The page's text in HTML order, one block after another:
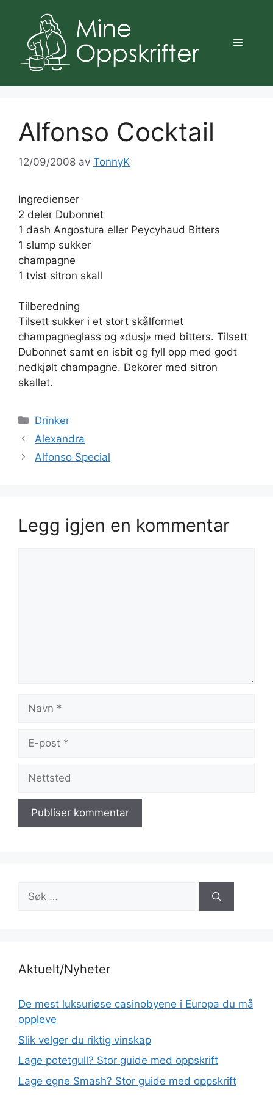
innhold
Meny
Alfonso Cocktail
12/09/2008 av TonnyK
Ingredienser
2 deler Dubonnet
1 dash Angostura eller Peycyhaud Bitters
1 slump sukker
champagne
1 tvist sitron skall
Tilberedning
Tilsett sukker i et stort skålformet
champagneglass og «dusj» med bitters. Tilsett
Dubonnet samt en isbit og fyll opp med godt
nedkjølt champagne. Dekorer med sitron
skallet.
Kategorier
Drinker
Alexandra
Alfonso Special
Legg igjen en kommentar
Navn
Nettsted
Søk
etter:
Aktuelt/Nyheter
De mest luksuriøse casinobyene i Europa du må
oppleve
Slik velger du riktig vinskap
Lage potetgull? Stor guide med oppskrift
Lage egne Smash? Stor guide med oppskrift